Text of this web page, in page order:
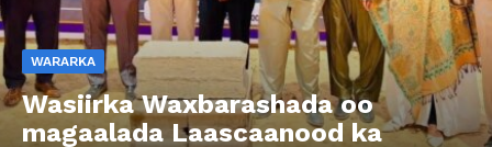
WARARKA
Wasiirka Waxbarashada oo
magaalada Laascaanood ka